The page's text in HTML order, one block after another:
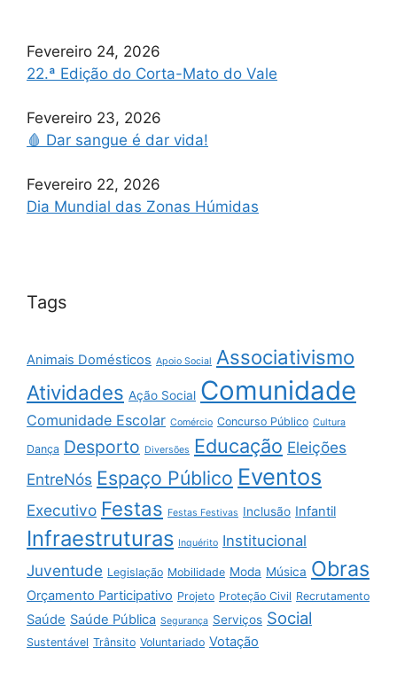
Fevereiro 24, 2026
22.ª Edição do Corta-Mato do Vale
Fevereiro 23, 2026
🩸 Dar sangue é dar vida!
Fevereiro 22, 2026
Dia Mundial das Zonas Húmidas
Tags
Animais Domésticos Apoio Social Associativismo
Atividades Ação Social Comunidade
Comunidade Escolar Comércio Concurso Público Cultura
Dança Desporto Diversões Educação Eleições
EntreNós Espaço Público Eventos
Executivo Festas Festas Festivas Inclusão Infantil
Infraestruturas Inquérito Institucional
Juventude Legislação Mobilidade Moda Música Obras
Orçamento Participativo Projeto Proteção Civil Recrutamento
Saúde Saúde Pública Segurança Serviços Social
Sustentável Trânsito Voluntariado Votação